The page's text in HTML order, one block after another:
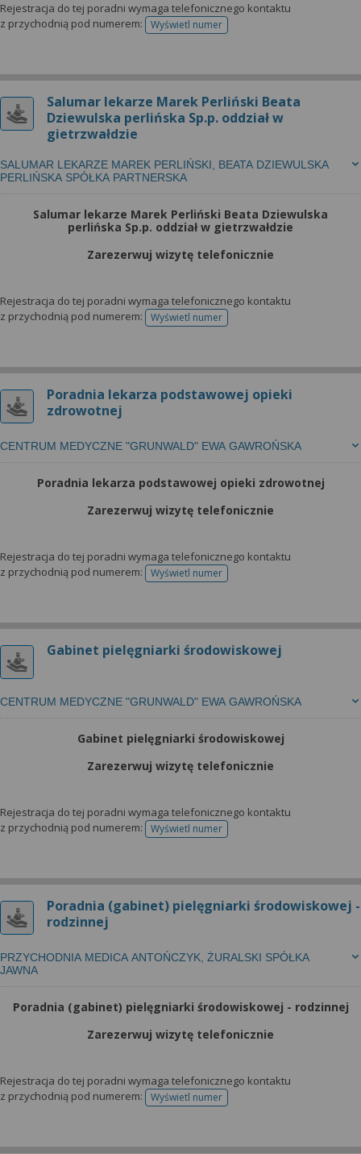
Rejestracja do tej poradni wymaga telefonicznego kontaktu
z przychodnią pod numerem:
Wyświetl numertelefonu do rejestracji
Salumar lekarze Marek Perliński Beata
Dziewulska perlińska Sp.p. oddział w
gietrzwałdzie
SALUMAR LEKARZE MAREK PERLIŃSKI, BEATA DZIEWULSKA
PERLIŃSKA SPÓŁKA PARTNERSKA
Salumar lekarze Marek Perliński Beata Dziewulska
perlińska Sp.p. oddział w gietrzwałdzie
Zarezerwuj wizytę telefonicznie
Rejestracja do tej poradni wymaga telefonicznego kontaktu
z przychodnią pod numerem:
Wyświetl numertelefonu do rejestracji
Poradnia lekarza podstawowej opieki
zdrowotnej
CENTRUM MEDYCZNE "GRUNWALD" EWA GAWROŃSKA
Poradnia lekarza podstawowej opieki zdrowotnej
Zarezerwuj wizytę telefonicznie
Rejestracja do tej poradni wymaga telefonicznego kontaktu
z przychodnią pod numerem:
Wyświetl numertelefonu do rejestracji
Gabinet pielęgniarki środowiskowej
CENTRUM MEDYCZNE "GRUNWALD" EWA GAWROŃSKA
Gabinet pielęgniarki środowiskowej
Zarezerwuj wizytę telefonicznie
Rejestracja do tej poradni wymaga telefonicznego kontaktu
z przychodnią pod numerem:
Wyświetl numertelefonu do rejestracji
Poradnia (gabinet) pielęgniarki środowiskowej -
rodzinnej
PRZYCHODNIA MEDICA ANTOŃCZYK, ŻURALSKI SPÓŁKA
JAWNA
Poradnia (gabinet) pielęgniarki środowiskowej - rodzinnej
Zarezerwuj wizytę telefonicznie
Rejestracja do tej poradni wymaga telefonicznego kontaktu
z przychodnią pod numerem:
Wyświetl numertelefonu do rejestracji